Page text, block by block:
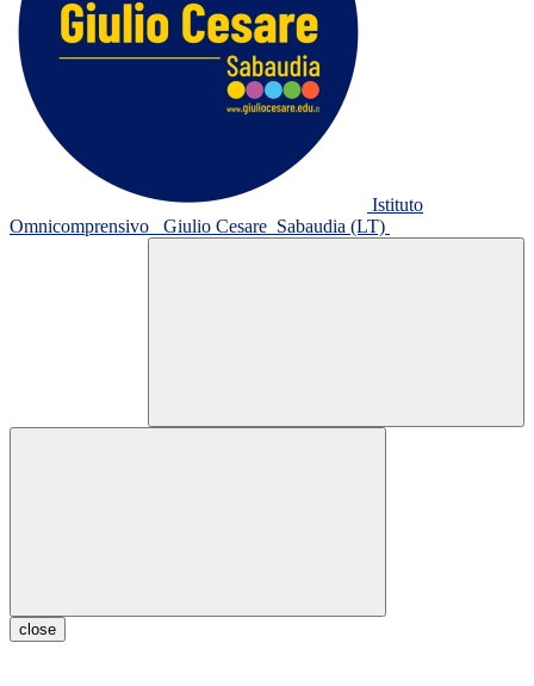
Istituto
Omnicomprensivo
Giulio Cesare Sabaudia (LT)
close